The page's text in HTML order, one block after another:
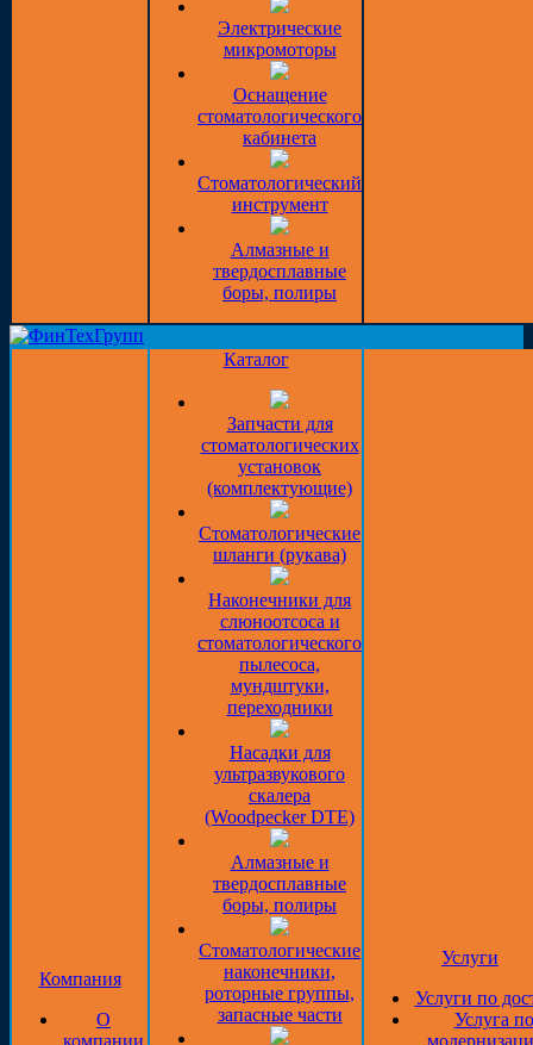
Электрические
микромоторы
Оснащение
стоматологического
кабинета
Стоматологический
инструмент
Алмазные и
твердосплавные
боры, полиры
Компания
О
компании
Каталог
Запчасти для
стоматологических
установок
(комплектующие)
Стоматологические
шланги (рукава)
Наконечники для
слюноотсоса и
стоматологического
пылесоса,
мундштуки,
переходники
Насадки для
ультразвукового
скалера
(Woodpecker DTE)
Алмазные и
твердосплавные
боры, полиры
Стоматологические
наконечники,
роторные группы,
запасные части
Услуги
Услуги по
Услуга по